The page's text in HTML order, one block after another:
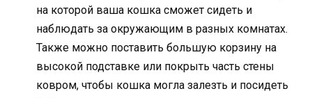
на которой ваша кошка сможет сидеть и
наблюдать за окружающим в разных комнатах.
Также можно поставить большую корзину на
высокой подставке или покрыть часть стены
ковром, чтобы кошка могла залезть и посидеть